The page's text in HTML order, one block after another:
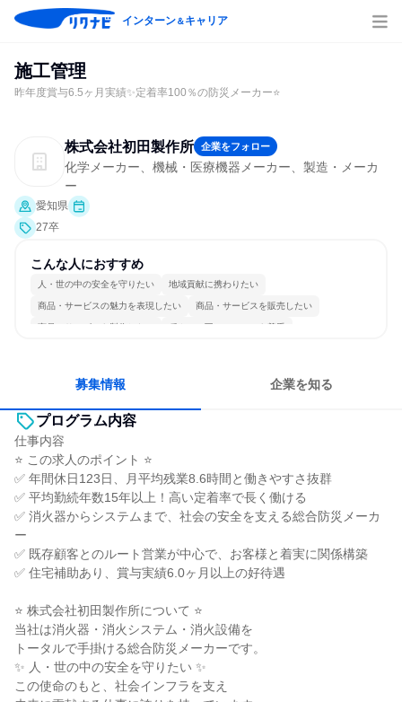
インターン＆キャリア
施工管理
昨年度賞与6.5ヶ月実績✨定着率100％の防災メーカー⭐
株式会社初田製作所 企業をフォロー
化学メーカー、機械・医療機器メーカー、製造・メーカ
ー
愛知県
27卒
こんな人におすすめ
人・世の中の安全を守りたい 地域貢献に携わりたい
商品・サービスの魅力を表現したい 商品・サービスを販売したい
商品・サービスを製作したい 穏やかで互いのペースを尊重
募集情報 企業を知る
プログラム内容
仕事内容
⭐ この求人のポイント ⭐
✅ 年間休日123日、月平均残業8.6時間と働きやすさ抜群
✅ 平均勤続年数15年以上！高い定着率で長く働ける
✅ 消火器からシステムまで、社会の安全を支える総合防災メーカ
ー
✅ 既存顧客とのルート営業が中心で、お客様と着実に関係構築
✅ 住宅補助あり、賞与実績6.0ヶ月以上の好待遇
⭐ 株式会社初田製作所について ⭐
当社は消火器・消火システム・消火設備を
トータルで手掛ける総合防災メーカーです。
✨ 人・世の中の安全を守りたい ✨
この使命のもと、社会インフラを支え